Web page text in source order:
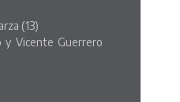
(13)
y Vicente Guerrero